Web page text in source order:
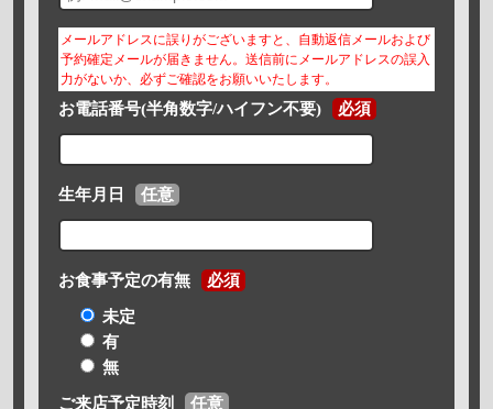
メールアドレスに誤りがございますと、自動返信メールおよび
予約確定メールが届きません。送信前にメールアドレスの誤入
力がないか、必ずご確認をお願いいたします。
お電話番号(半角数字/ハイフン不要) 必須
生年月日 任意
お食事予定の有無 必須
未定
有
無
ご来店予定時刻 任意